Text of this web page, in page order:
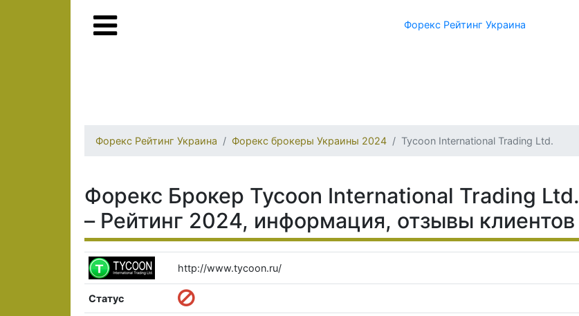
Форекс Рейтинг Украина
Форекс Рейтинг Украина Форекс брокеры Украины 2024 Tycoon International Trading Ltd.
Форекс Брокер Tycoon International Trading Ltd.
– Рейтинг 2024, информация, отзывы клиентов
http://www.tycoon.ru/
Статус